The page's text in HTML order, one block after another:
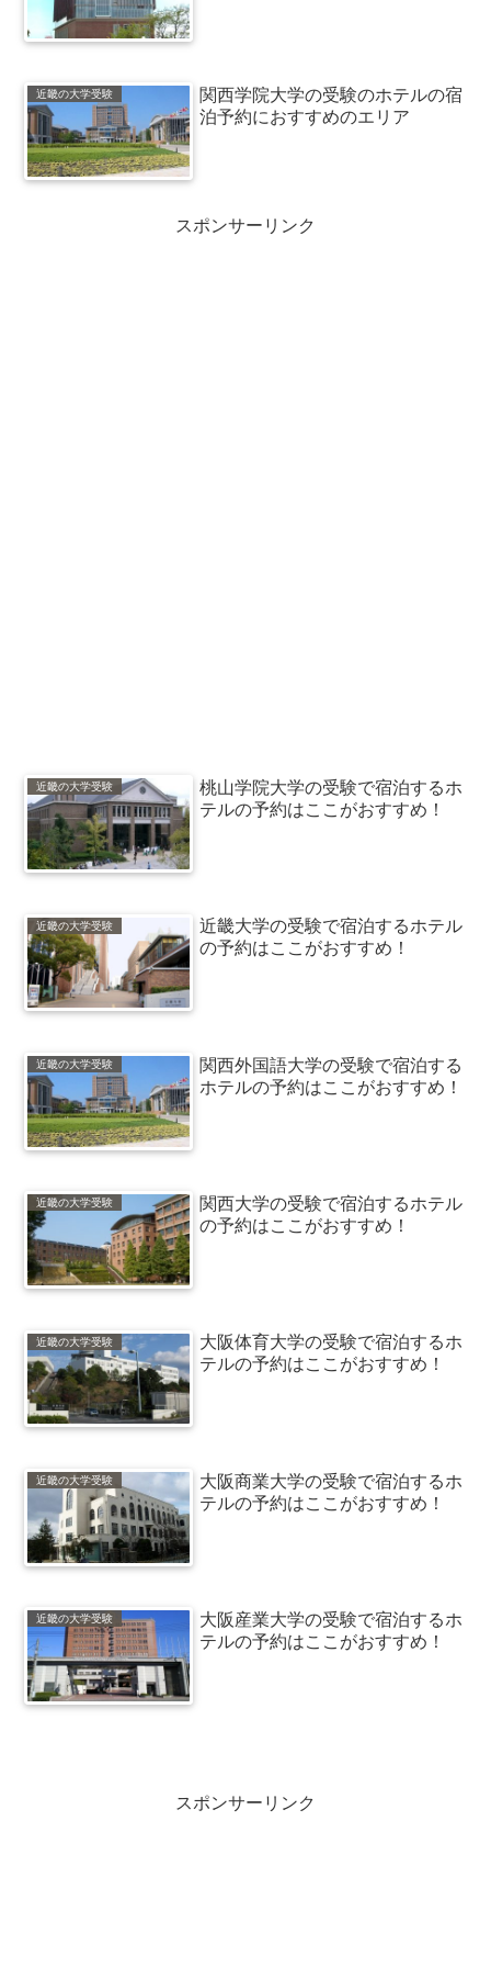
近畿の大学受験
関西学院大学の受験のホテルの宿
泊予約におすすめのエリア
スポンサーリンク
近畿の大学受験
桃山学院大学の受験で宿泊するホ
テルの予約はここがおすすめ！
近畿の大学受験
近畿大学の受験で宿泊するホテル
の予約はここがおすすめ！
近畿の大学受験
関西外国語大学の受験で宿泊する
ホテルの予約はここがおすすめ！
近畿の大学受験
関西大学の受験で宿泊するホテル
の予約はここがおすすめ！
近畿の大学受験
大阪体育大学の受験で宿泊するホ
テルの予約はここがおすすめ！
近畿の大学受験
大阪商業大学の受験で宿泊するホ
テルの予約はここがおすすめ！
近畿の大学受験
大阪産業大学の受験で宿泊するホ
テルの予約はここがおすすめ！
スポンサーリンク